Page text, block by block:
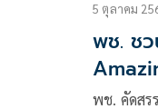
5 ตุลาคม
พช. ชว
พช. คัดสร